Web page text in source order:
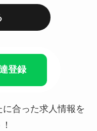
登録
合った求人情報を